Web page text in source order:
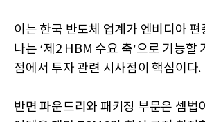
이는 한국 반도체 업계가 엔비디아 편
나는 ‘제2 HBM 수요 축’으로 기능할
점에서 투자 관련 시사점이 핵심이다.
반면 파운드리와 패키징 부문은 셈법